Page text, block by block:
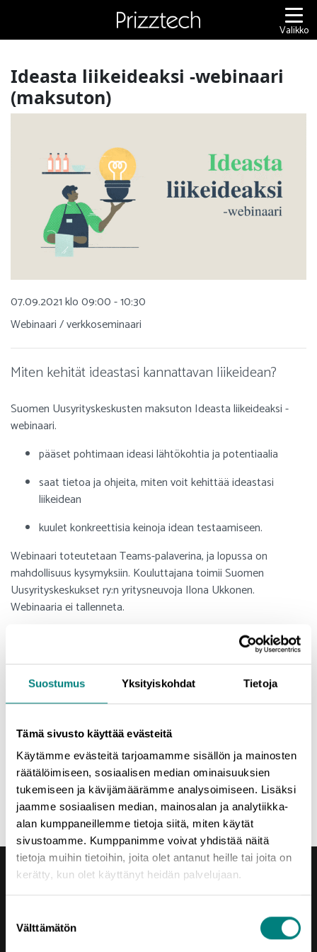
Suostumus Yksityiskohdat Tietoja
Tämä sivusto käyttää evästeitä
Käytämme evästeitä tarjoamamme sisällön ja mainosten
räätälöimiseen, sosiaalisen median ominaisuuksien
tukemiseen ja kävijämäärämme analysoimiseen. Lisäksi
jaamme sosiaalisen median, mainosalan ja analytiikka-
alan kumppaneillemme tietoja siitä, miten käytät
sivustoamme. Kumppanimme voivat yhdistää näitä
tietoja muihin tietoihin, joita olet antanut heille tai joita on
kerätty, kun olet käyttänyt heidän palvelujaan.
valinta
Välttämätön
Valikko
Ideasta liikeideaksi -webinaari
(maksuton)
07.09.2021 klo 09:00 - 10:30
Webinaari / verkkoseminaari
Miten kehität ideastasi kannattavan liikeidean?
Suomen Uusyrityskeskusten maksuton Ideasta liikeideaksi -
webinaari.
pääset pohtimaan ideasi lähtökohtia ja potentiaalia
saat tietoa ja ohjeita, miten voit kehittää ideastasi
liikeidean
kuulet konkreettisia keinoja idean testaamiseen.
Webinaari toteutetaan Teams-palaverina, ja lopussa on
mahdollisuus kysymyksiin. Kouluttajana toimii Suomen
Uusyrityskeskukset ry:n yritysneuvoja Ilona Ukkonen.
Webinaaria ei tallenneta.
Saat paluupostina kalenterikutsun, jossa on linkki Teams-
palaveriin. Tervetuloa!
TUTUSTU MYÖS:
Kaikki Suomen Uusyrityskeskuksen kesän 2021 ja
alkusyksyn maksuttomat webinaarit
Syksyn 2021 Minustako yrittäjä -infot Satakunnassa
(webinaaripäivät sovittu, lisää tulossa)